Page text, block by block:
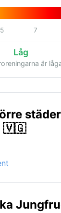
5 7
Låg
är
🇻🇬